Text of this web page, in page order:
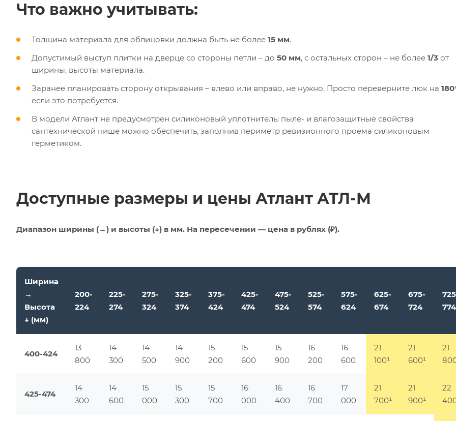
Что важно учитывать:
Толщина материала для облицовки должна быть не более 15 мм.
Допустимый выступ плитки на дверце со стороны петли – до 50 мм, с остальных сторон – не более 1/3 от
ширины, высоты материала.
Заранее планировать сторону открывания – влево или вправо, не нужно. Просто переверните люк на
если это потребуется.
В модели Атлант не предусмотрен силиконовый уплотнитель: пыле- и влагозащитные свойства
сантехнической нише можно обеспечить, заполнив периметр ревизионного проема силиконовым
герметиком.
Доступные размеры и цены Атлант АТЛ-М
Диапазон ширины (→) и высоты (↓) в мм. На пересечении — цена в рублях (₽).
Ширина
→
Высота
↓ (мм)
200-
224
225-
274
275-
324
325-
374
375-
424
425-
474
475-
524
525-
574
575-
624
625-
674
675-
724
774
400-424
13
800
14
300
14
500
14
900
15
200
15
600
15
900
16
200
16
600
21
100¹
21
600¹
21
425-474
14
300
14
600
15
000
15
300
15
700
16
000
16
400
16
700
17
000
21
700¹
21
900¹
22